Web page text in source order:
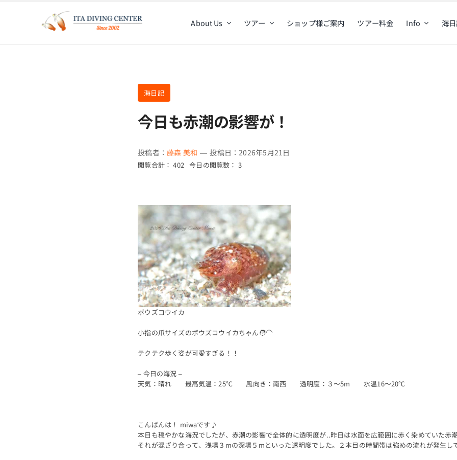
About Us ツアー ショップ様ご案内 ツアー料金 Info 海
海日記
今日も赤潮の影響が！
投稿者：藤森 美和 — 投稿日：2026年5月21日
閲覧合計： 402 今日の閲覧数： 3
ボウズコウイカ
小指の爪サイズのボウズコウイカちゃん🧑‍🦲
テクテク歩く姿が可愛すぎる！！
– 今日の海況 –
天気：晴れ 最高気温：25℃ 風向き：南西 透明度：３〜5m 水温16〜20℃
こんばんは！ miwaです♪
本日も穏やかな海況でしたが、赤潮の影響で全体的に透明度が..昨日は水面を広範囲に赤く染めていた赤潮
それが混ざり合って、浅場３mの深場５mといった透明度でした。２本目の時間帯は強めの流れが発生し